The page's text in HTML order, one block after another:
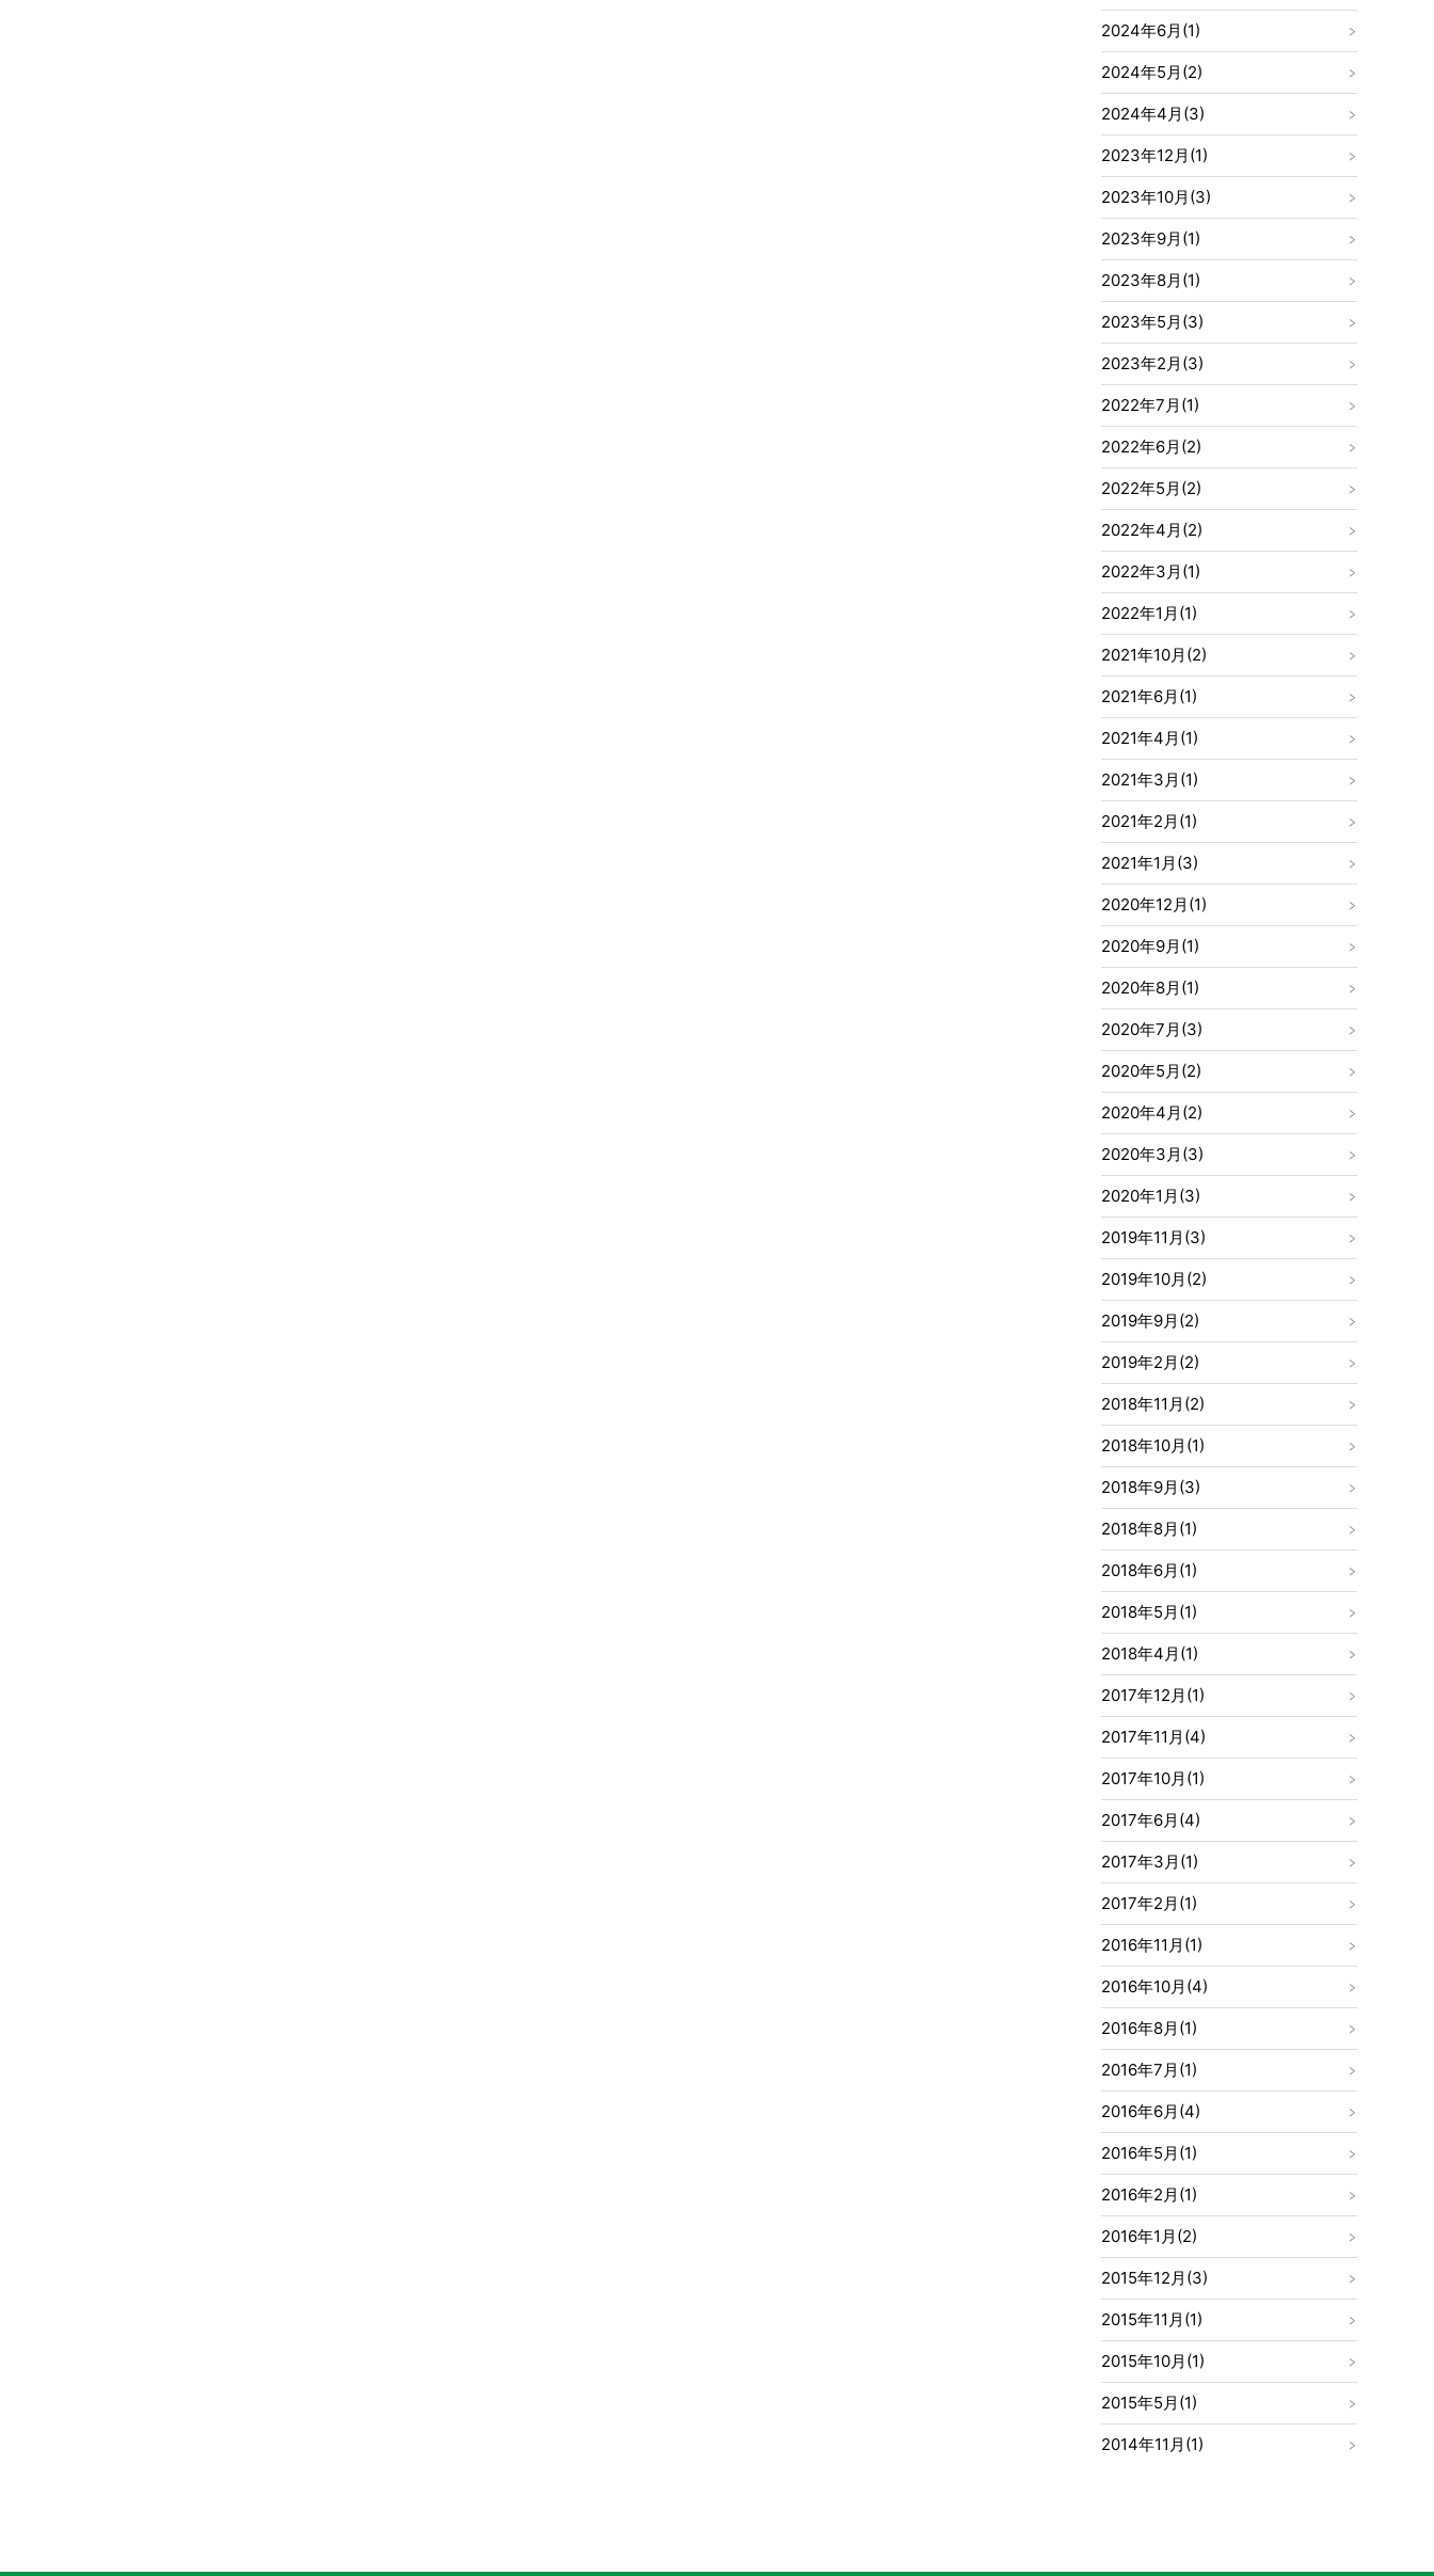
2024年6月(1)
2024年5月(2)
2024年4月(3)
2023年12月(1)
2023年10月(3)
2023年9月(1)
2023年8月(1)
2023年5月(3)
2023年2月(3)
2022年7月(1)
2022年6月(2)
2022年5月(2)
2022年4月(2)
2022年3月(1)
2022年1月(1)
2021年10月(2)
2021年6月(1)
2021年4月(1)
2021年3月(1)
2021年2月(1)
2021年1月(3)
2020年12月(1)
2020年9月(1)
2020年8月(1)
2020年7月(3)
2020年5月(2)
2020年4月(2)
2020年3月(3)
2020年1月(3)
2019年11月(3)
2019年10月(2)
2019年9月(2)
2019年2月(2)
2018年11月(2)
2018年10月(1)
2018年9月(3)
2018年8月(1)
2018年6月(1)
2018年5月(1)
2018年4月(1)
2017年12月(1)
2017年11月(4)
2017年10月(1)
2017年6月(4)
2017年3月(1)
2017年2月(1)
2016年11月(1)
2016年10月(4)
2016年8月(1)
2016年7月(1)
2016年6月(4)
2016年5月(1)
2016年2月(1)
2016年1月(2)
2015年12月(3)
2015年11月(1)
2015年10月(1)
2015年5月(1)
2014年11月(1)